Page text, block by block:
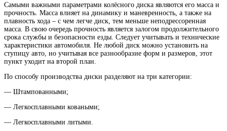
Самыми важными параметрами колёсного диска являются его масса и
прочность. Масса влияет на динамику и маневренность, а также на
плавность хода – с чем легче диск, тем меньше неподрессоренная
масса. В свою очередь прочность является залогом продолжительного
срока службы и безопасности езды. Следует учитывать и технические
характеристики автомобиля. Не любой диск можно установить на
ступицу авто, но учитывая все разнообразие форм и размеров, этот
пункт уходит на второй план.
По способу производства диски разделяют на три категории:
— Штампованными;
— Легкосплавными коваными;
— Легкосплавными литыми.